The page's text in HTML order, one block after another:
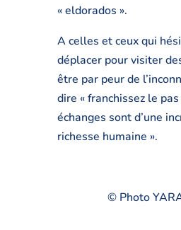
« eldorados ».
A celles et ceux qui
déplacer pour visiter
être par peur de
dire « franchissez le pas
échanges sont d’une
richesse humaine ».
© Photo